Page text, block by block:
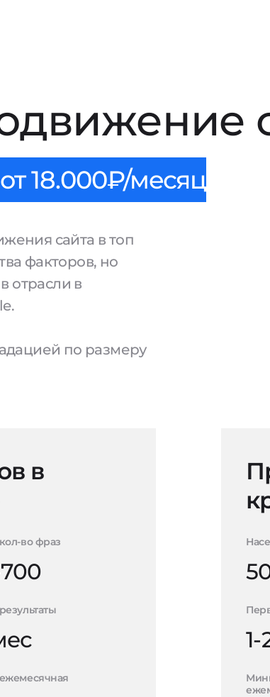
18.000₽/месяц
сайта в топ
факторов, но
отрасли в
по размеру
в
во фраз